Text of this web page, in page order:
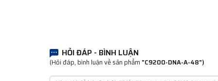
HỎI ĐÁP - BÌNH LUẬN
(Hỏi đáp, bình luận về sản phẩm "C9200-DNA-A-48")